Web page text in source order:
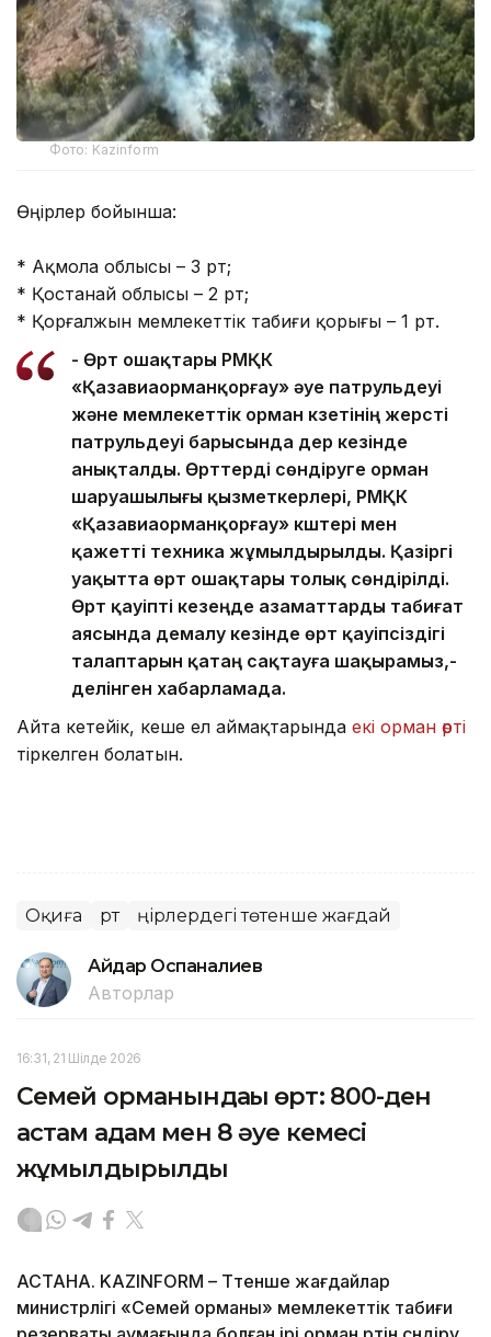
Фото: Kazinform
Өңірлер бойынша:
* Ақмола облысы – 3 өрт;
* Қостанай облысы – 2 өрт;
* Қорғалжын мемлекеттік табиғи қорығы – 1 өрт.
- Өрт ошақтары РМҚК
«Қазавиаорманқорғау» әуе патрульдеуі
және мемлекеттік орман күзетінің жерүсті
патрульдеуі барысында дер кезінде
анықталды. Өрттерді сөндіруге орман
шаруашылығы қызметкерлері, РМҚК
«Қазавиаорманқорғау» күштері мен
қажетті техника жұмылдырылды. Қазіргі
уақытта өрт ошақтары толық сөндірілді.
Өрт қауіпті кезеңде азаматтарды табиғат
аясында демалу кезінде өрт қауіпсіздігі
талаптарын қатаң сақтауға шақырамыз,-
делінген хабарламада.
Айта кетейік, кеше ел аймақтарында екі орман өрті
тіркелген болатын.
Оқиға Өрт Өңірлердегі төтенше жағдай
Айдар Оспаналиев
Авторлар
16:31, 21 Шілде 2026
Семей орманындағы өрт: 800-ден
астам адам мен 8 әуе кемесі
жұмылдырылды
АСТАНА. KAZINFORM – Төтенше жағдайлар
министрлігі «Семей орманы» мемлекеттік табиғи